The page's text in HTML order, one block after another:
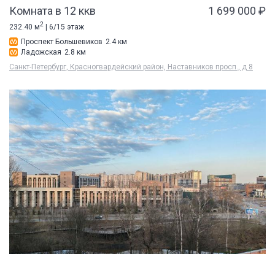
Комната в 12 ккв 1 699 000 ₽
232.40 м2
| 6/15 этаж
Проспект Большевиков 2.4 км
Ладожская 2.8 км
Санкт-Петербург, Красногвардейский район, Наставников просп., д 8